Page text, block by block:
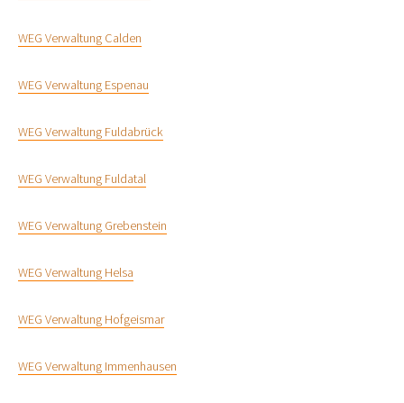
WEG Verwaltung Calden
WEG Verwaltung Espenau
WEG Verwaltung Fuldabrück
WEG Verwaltung Fuldatal
WEG Verwaltung Grebenstein
WEG Verwaltung Helsa
WEG Verwaltung Hofgeismar
WEG Verwaltung Immenhausen